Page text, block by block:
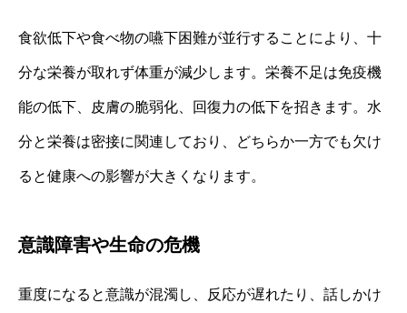
食欲低下や食べ物の嚥下困難が並行することにより、十
分な栄養が取れず体重が減少します。栄養不足は免疫機
能の低下、皮膚の脆弱化、回復力の低下を招きます。水
分と栄養は密接に関連しており、どちらか一方でも欠け
ると健康への影響が大きくなります。
意識障害や生命の危機
重度になると意識が混濁し、反応が遅れたり、話しかけ